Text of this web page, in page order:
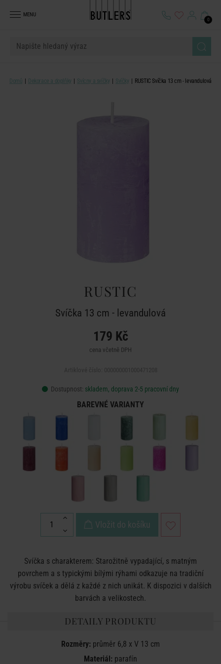
MENU
0
Domů Dekorace a doplňky Svícny a svíčky Svíčky RUSTIC Svíčka 13 cm - levandulová
RUSTIC
Svíčka 13 cm - levandulová
179 Kč
cena včetně DPH
Dostupnost: skladem, doprava 2-5 pracovní dny
BAREVNÉ VARIANTY
Vložit do košíku
Svíčka s charakterem: Starožitně vypadající, s matným
povrchem a s typickými bílými rýhami odkazuje na tradiční
výrobu svíček a dělá z každé z nich unikát. K dispozici v dalších
barvách a velikostech.
DETAILY PRODUKTU
Rozměry: průměr 6,8 x V 13 cm
Materiál: parafín